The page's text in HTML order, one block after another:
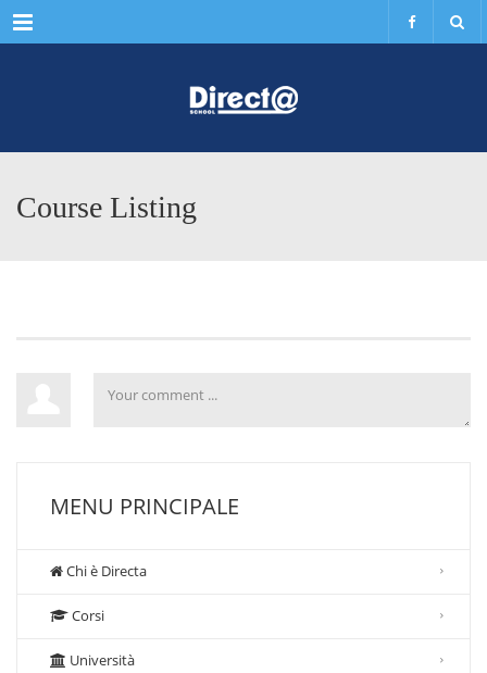
Menu
Course Listing
MENU PRINCIPALE
Chi è Directa
Corsi
Università